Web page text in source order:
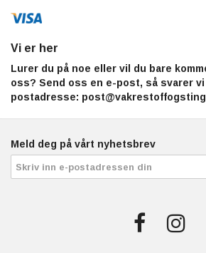
Vi er her
Lurer du på noe eller vil du bare
oss? Send oss en e-post, så svarer
postadresse:
Meld deg på vårt nyhetsbrev